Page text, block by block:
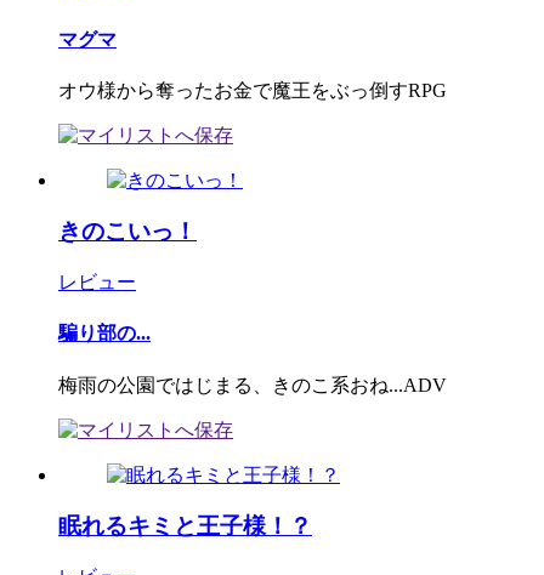
マグマ
オウ様から奪ったお金で魔王をぶっ倒すRPG
きのこいっ！
レビュー
騙り部の...
梅雨の公園ではじまる、きのこ系おね...ADV
眠れるキミと王子様！？